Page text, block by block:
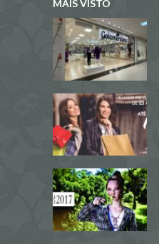
MAIS VISTO